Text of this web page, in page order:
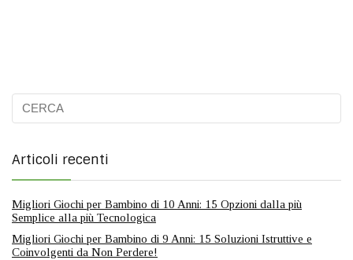
Articoli recenti
Migliori Giochi per Bambino di 10 Anni: 15 Opzioni dalla più
Semplice alla più Tecnologica
Migliori Giochi per Bambino di 9 Anni: 15 Soluzioni Istruttive e
Coinvolgenti da Non Perdere!